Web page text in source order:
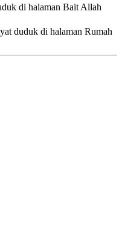
di halaman Bait Allah
duduk di halaman Rumah